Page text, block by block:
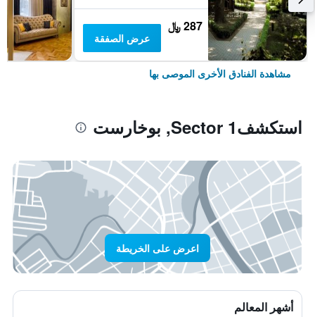
287 ﷼
عرض الصفقة
مشاهدة الفنادق الأخرى الموصى بها
استكشفSector 1, بوخارست
اعرض على الخريطة
أشهر المعالم